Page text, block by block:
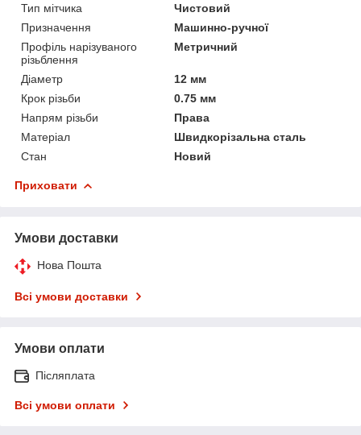
Тип мітчика
Чистовий
Призначення
Машинно-ручної
Профіль нарізуваного
різьблення
Метричний
Діаметр
12 мм
Крок різьби
0.75 мм
Напрям різьби
Права
Матеріал
Швидкорізальна сталь
Стан
Новий
Приховати
Умови доставки
Нова Пошта
Всі умови доставки
Умови оплати
Післяплата
Всі умови оплати